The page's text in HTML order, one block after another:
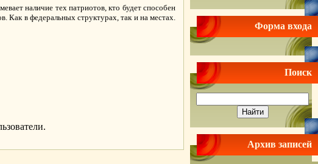
наличие тех патриотов, кто будет способен
Как в федеральных структурах, так и на местах.
Форма входа
Поиск
Архив записей